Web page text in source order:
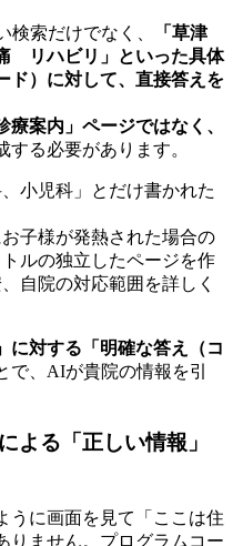
索だけでなく、
「草津
ハビリ」といった具体
ド）に対して、直接答えを
案内」ページではなく、
する必要があります。
、小児科」とだけ書かれた
お子様が発熱された場合の
ルの独立したページを作
自院の対応範囲を詳しく
に対する「明確な答え（コ
で、AIが貴院の情報を引
よる「正しい情報」
うに画面を見て「ここは住
りません。プログラムコー